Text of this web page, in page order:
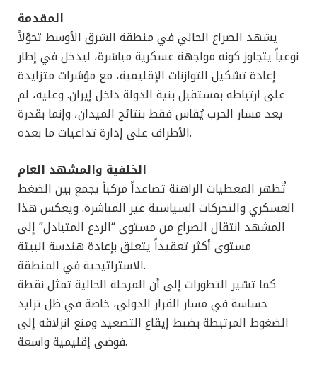
المقدمة
يشهد الصراع الحالي في منطقة الشرق الأوسط تحوّلاً
نوعياً يتجاوز كونه مواجهة عسكرية مباشرة، ليدخل في إطار
إعادة تشكيل التوازنات الإقليمية، مع مؤشرات متزايدة
على ارتباطه بمستقبل بنية الدولة داخل إيران. وعليه، لم
يعد مسار الحرب يُقاس فقط بنتائج الميدان، وإنما بقدرة
الأطراف على إدارة تداعيات ما بعده.
الخلفية والمشهد العام
تُظهر المعطيات الراهنة تصاعداً مركباً يجمع بين الضغط
العسكري والتحركات السياسية غير المباشرة. ويعكس هذا
المشهد انتقال الصراع من مستوى “الردع المتبادل” إلى
مستوى أكثر تعقيداً يتعلق بإعادة هندسة البيئة
الاستراتيجية في المنطقة.
كما تشير التطورات إلى أن المرحلة الحالية تمثل نقطة
حساسة في مسار القرار الدولي، خاصة في ظل تزايد
الضغوط المرتبطة بضبط إيقاع التصعيد ومنع انزلاقه إلى
فوضى إقليمية واسعة.